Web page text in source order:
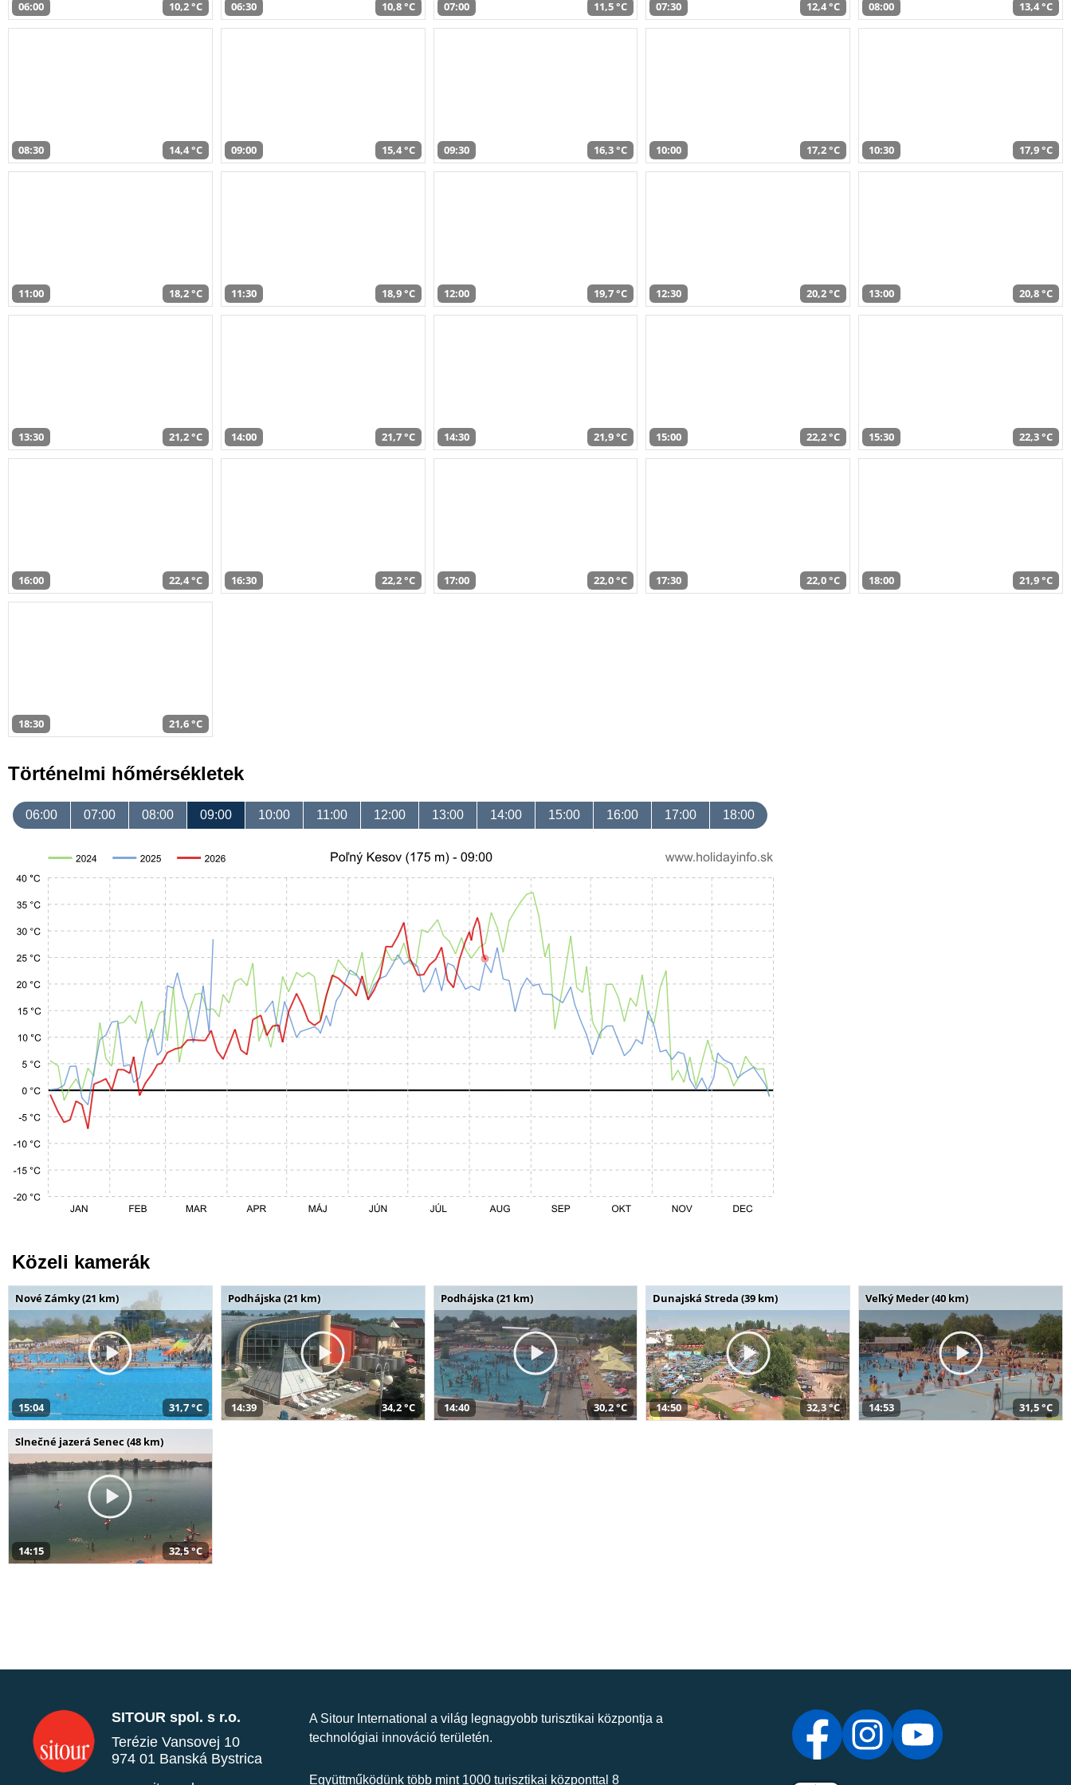
06:00 10,2 °C 06:30 10,8 °C 07:00 11,5 °C 07:30 12,4 °C 08:00 13,4 °C
08:30 14,4 °C 09:00 15,4 °C 09:30 16,3 °C 10:00 17,2 °C 10:30 17,9 °C
11:00 18,2 °C 11:30 18,9 °C 12:00 19,7 °C 12:30 20,2 °C 13:00 20,8 °C
13:30 21,2 °C 14:00 21,7 °C 14:30 21,9 °C 15:00 22,2 °C 15:30 22,3 °C
16:00 22,4 °C 16:30 22,2 °C 17:00 22,0 °C 17:30 22,0 °C 18:00 21,9 °C
18:30 21,6 °C
Történelmi hőmérsékletek
06:00 07:00 08:00 09:00 10:00 11:00 12:00 13:00 14:00 15:00 16:00 17:00 18:00
Közeli kamerák
Nové Zámky (21 km)
15:04 31,7 °C
Podhájska (21 km)
14:39 34,2 °C
Podhájska (21 km)
14:40 30,2 °C
Dunajská Streda (39 km)
14:50 32,3 °C
Veľký Meder (40 km)
14:53 31,5 °C
Slnečné jazerá Senec (48 km)
14:15 32,5 °C
SITOUR spol. s r.o.
Terézie Vansovej 10
974 01 Banská Bystrica
A Sitour International a világ legnagyobb turisztikai központja a
technológiai innováció területén.
Együttműködünk több mint 1000 turisztikai központtal 8